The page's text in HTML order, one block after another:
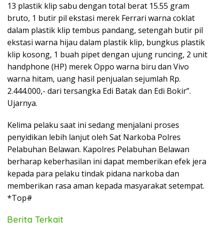
13 plastik klip sabu dengan total berat 15.55 gram
bruto, 1 butir pil ekstasi merek Ferrari warna coklat
dalam plastik klip tembus pandang, setengah butir pil
ekstasi warna hijau dalam plastik klip, bungkus plastik
klip kosong, 1 buah pipet dengan ujung runcing, 2 unit
handphone (HP) merek Oppo warna biru dan Vivo
warna hitam, uang hasil penjualan sejumlah Rp.
2.444.000,- dari tersangka Edi Batak dan Edi Bokir”.
Ujarnya.
Kelima pelaku saat ini sedang menjalani proses
penyidikan lebih lanjut oleh Sat Narkoba Polres
Pelabuhan Belawan. Kapolres Pelabuhan Belawan
berharap keberhasilan ini dapat memberikan efek jera
kepada para pelaku tindak pidana narkoba dan
memberikan rasa aman kepada masyarakat setempat.
*Top#
Berita Terkait